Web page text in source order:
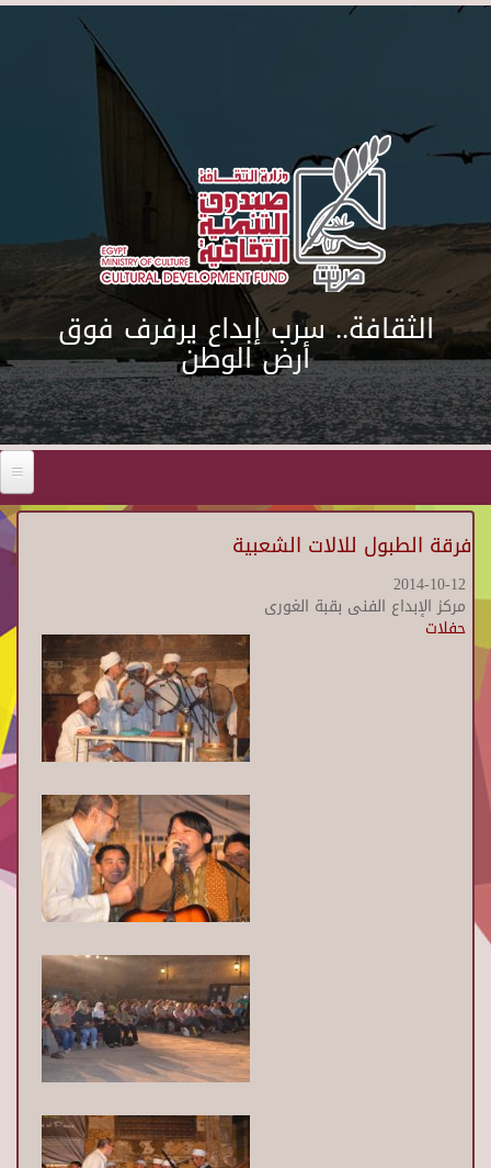
Skip to main content
الثقافة.. سرب إبداع يرفرف فوق
أرض الوطن
فرقة الطبول للالات الشعبية
2014-10-12
مركز الإبداع الفنى بقبة الغورى
حفلات